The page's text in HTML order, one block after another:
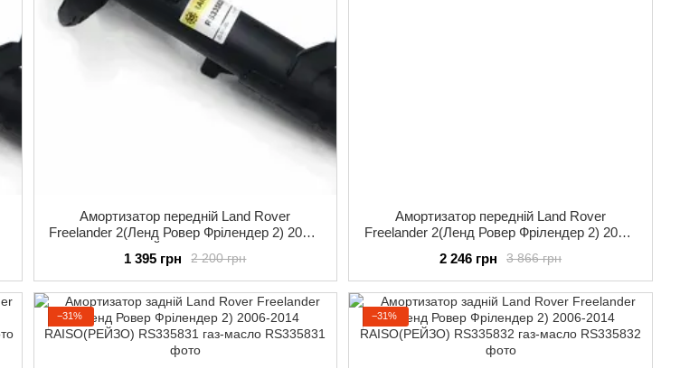
Амортизатор передній Land Rover
Freelander 2(Ленд Ровер Фрілендер 2) 2006-
2 200 грн
1 395 грн
Амортизатор передній Land Rover
Freelander 2(Ленд Ровер Фрілендер 2) 2006-
3 866 грн
2 246 грн
−31% −31%